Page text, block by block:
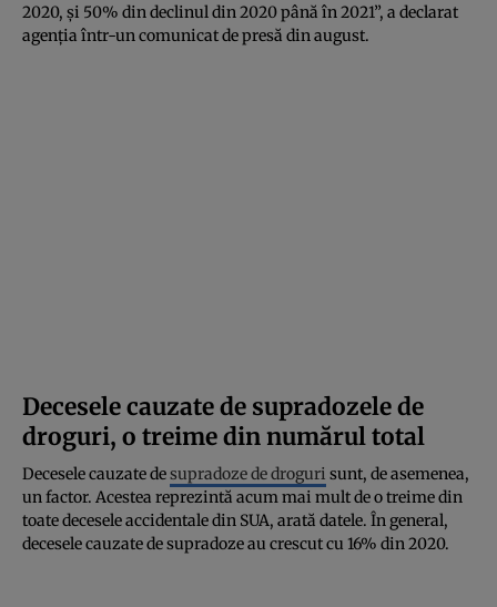
2020, și 50% din declinul din 2020 până în 2021”, a declarat
agenția într-un comunicat de presă din august.
Decesele cauzate de supradozele de
droguri, o treime din numărul total
Decesele cauzate desupradoze de droguri sunt, de asemenea,
un factor. Acestea reprezintă acum mai mult de o treime din
toate decesele accidentale din SUA, arată datele. În general,
decesele cauzate de supradoze au crescut cu 16% din 2020.